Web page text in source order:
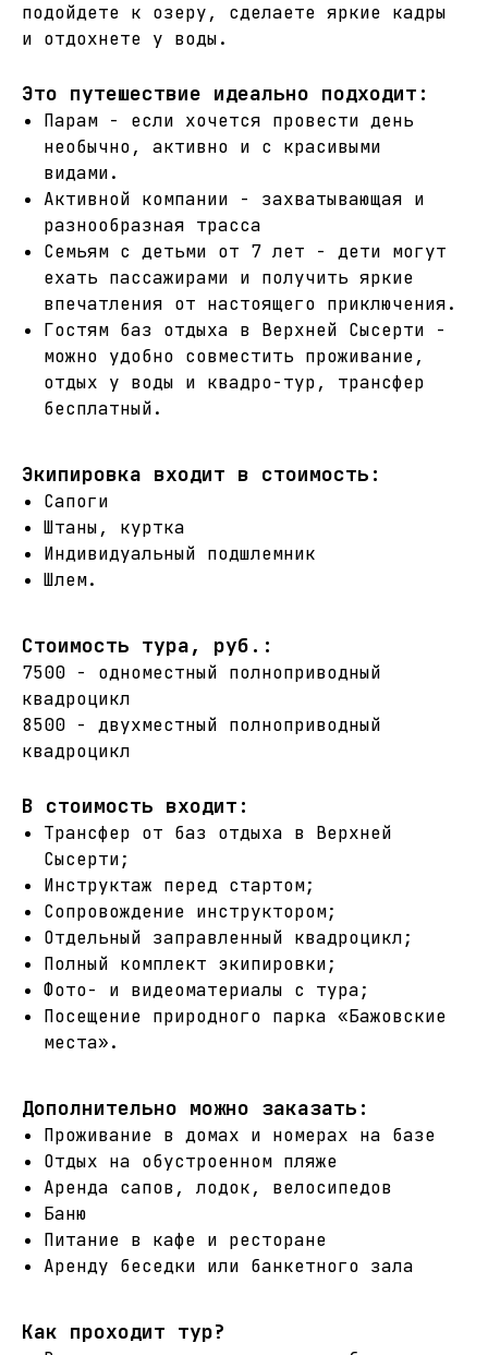
подойдете к озеру, сделаете яркие кадры
и отдохнете у воды.
Это путешествие идеально подходит:
Парам - если хочется провести день
необычно, активно и с красивыми
видами.
Активной компании - захватывающая и
разнообразная трасса
Семьям с детьми от 7 лет - дети могут
ехать пассажирами и получить яркие
впечатления от настоящего приключения.
Гостям баз отдыха в Верхней Сысерти -
можно удобно совместить проживание,
отдых у воды и квадро-тур, трансфер
бесплатный.
Экипировка входит в стоимость:
Сапоги
Штаны, куртка
Индивидуальный подшлемник
Шлем.
Стоимость тура, руб.:
7500 - одноместный полноприводный
квадроцикл
8500 - двухместный полноприводный
квадроцикл
В стоимость входит:
Трансфер от баз отдыха в Верхней
Сысерти;
Инструктаж перед стартом;
Сопровождение инструктором;
Отдельный заправленный квадроцикл;
Полный комплект экипировки;
Фото- и видеоматериалы с тура;
Посещение природного парка «Бажовские
места».
Дополнительно можно заказать:
Проживание в домах и номерах на базе
Отдых на обустроенном пляже
Аренда сапов, лодок, велосипедов
Баню
Питание в кафе и ресторане
Аренду беседки или банкетного зала
Как проходит тур?